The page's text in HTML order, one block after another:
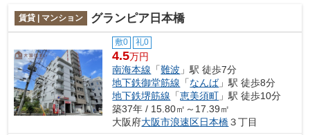
賃貸 | マンション グランピア日本橋
敷0 礼0
4.5万円
南海本線 「難波 」駅 徒歩7分
地下鉄御堂筋線 「なんば」駅 徒歩8分
地下鉄堺筋線 「恵美須町 」駅 徒歩10分
築37年 / 15.80㎡～17.39㎡
大阪府大阪市浪速区日本橋３丁目